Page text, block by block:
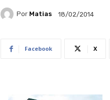
Por Matias 18/02/2014
Facebook X